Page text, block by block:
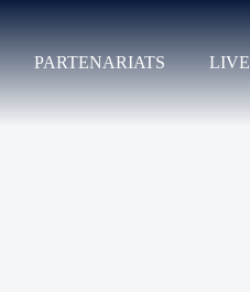
PARTENARIATS LIVE